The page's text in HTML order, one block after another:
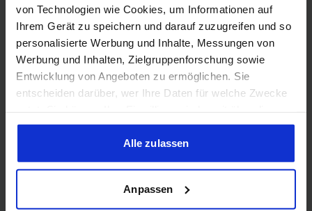
von Technologien wie Cookies, um Informationen auf
Ihrem Gerät zu speichern und darauf zuzugreifen und so
personalisierte Werbung und Inhalte, Messungen von
Werbung und Inhalten, Zielgruppenforschung sowie
Entwicklung von Angeboten zu ermöglichen. Sie
entscheiden darüber, wer Ihre Daten für welche Zwecke
Cookie-Erklärung oder durch Klicken auf das Privacy
Trigger Symbol ändern oder widerrufen
Informationen über Ihre geografische Lage erfassen,
Alle zulassen
Anpassen
Samsung Odyssey OLED G6 (240Hz, WQHD, 27", QD-OLED,
FreeSync Premium, 99% DCI-P3)